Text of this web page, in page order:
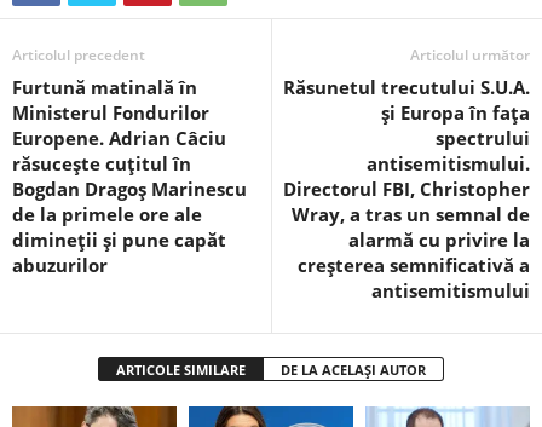
Articolul precedent
Furtună matinală în
Ministerul Fondurilor
Europene. Adrian Câciu
răsucește cuțitul în
Bogdan Dragoș Marinescu
de la primele ore ale
dimineții și pune capăt
abuzurilor
Articolul următor
Răsunetul trecutului S.U.A.
și Europa în fața
spectrului
antisemitismului.
Directorul FBI, Christopher
Wray, a tras un semnal de
alarmă cu privire la
creșterea semnificativă a
antisemitismului
ARTICOLE SIMILARE DE LA ACELAȘI AUTOR